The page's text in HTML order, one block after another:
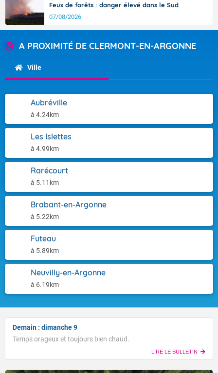
Feux de forêts : danger élevé dans le Sud
07/08/2026
A PROXIMITÉ DE CLERMONT-EN-ARGONNE
Ville
Aubréville
à 4.24km
Les Islettes
à 4.99km
Rarécourt
à 5.11km
Brabant-en-Argonne
à 5.22km
Futeau
à 5.89km
Neuvilly-en-Argonne
à 6.19km
Demain : dimanche 9
Temps orageux et toujours bien chaud.
LIRE LE BULLETIN